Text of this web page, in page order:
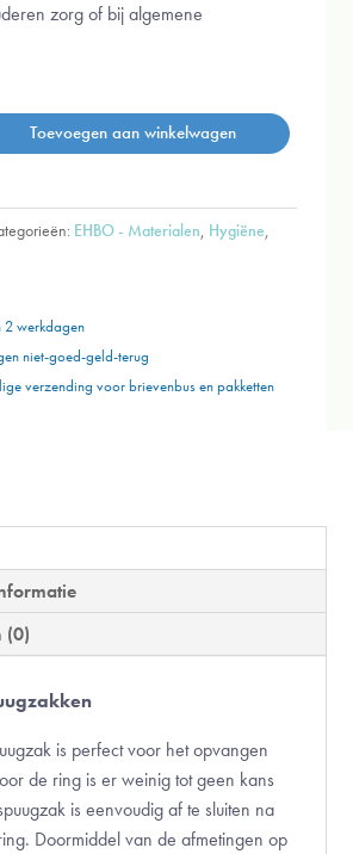
zorg of bij algemene
Toevoegen aan winkelwagen
EHBO - Materialen, Hygiëne,
2 werkdagen
niet-goed-geld-terug
verzending voor brievenbus enpakketten
(0)
is perfect voor het opvangen
de ring is er weinig tot geen kans
is eenvoudig af te sluiten na
Doormiddel van de afmetingen op